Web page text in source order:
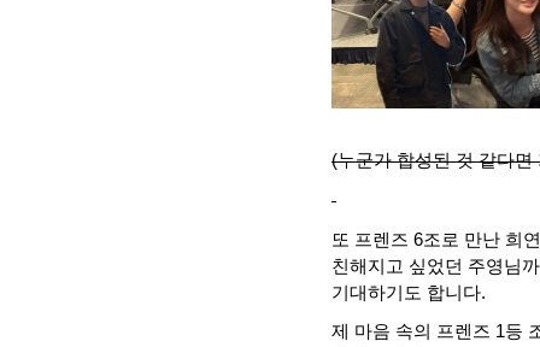
(누군가 합성된 것 같다면
또 프렌즈 6조로 만난 희연
친해지고 싶었던 주영님
기대하기도 합니다.
제 마음 속의 프렌즈 1등